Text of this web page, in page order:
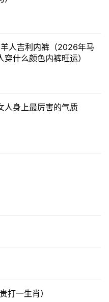
人吉利内裤（2026年马
穿什么颜色内裤旺运）
人身上最厉害的气质
打一生肖）